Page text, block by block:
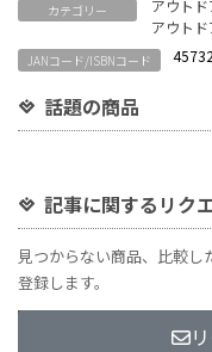
カテゴリー アウト
アウト
JANコード/ISBNコード
話題の商品
記事に関するリク
見つからない商品、比較し
登録します。